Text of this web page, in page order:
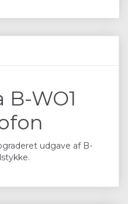
B-WO1
udgave af B-